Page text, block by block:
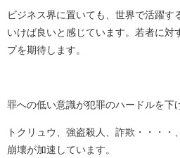
ビジネス界に置いても、世界で活躍す
いけば良いと感じています。若者に対
プを期待します。
罪への低い意識が犯罪のハードルを下
トクリュウ、強盗殺人、詐欺・・・
崩壊が加速しています。